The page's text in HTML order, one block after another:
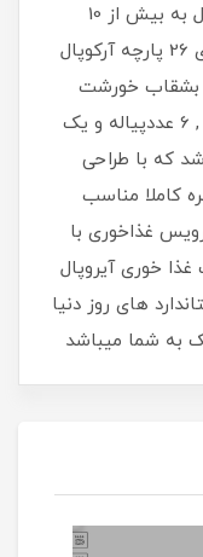
ویژگی ها موفق به صادرات این محصول به بیش از 10
کشور دنیا شده است.سرویس غذاخوری 26 پارچه آرکوپال
بشقاب غذاخوری, 6 عدد بشقاب خورشت
خوری , 6 عدد پیش دستی میوه خوری , 6 عددپیاله و یک
که با طراحی
ظروف برای پذیرایی 6 نفره کاملا مناسب
غذاخوری با
خوری آیروپال
های روز دنیا
به شما میباشد